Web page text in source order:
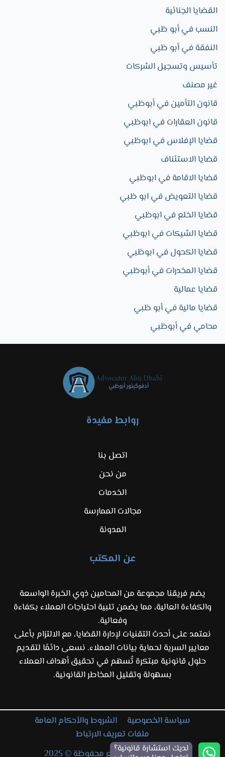
القضايا الجنائية
النسب في أبو ظبي
النفقة في أبو ظبي
تأسيس وتسجيل الشركات
غير مصنف
قانون التأمين في أبوظبي
قانون العقارات في ابوظبي
قضايا الإفلاس في ابوظبي
قضايا الاستئناف
قضايا الاقامة في ابوظبي
قضايا التعويض في ابو ظبي
قضايا الخلع في ابوظبي
قضايا الشيكات في ابوظبي
قضايا الكحول في ابوظبي
قضايا المخدرات في أبوظبي
قضايا عمالية
قضايا مالية في أبو ظبي
محامي في أبوظبي
روابط مفيدة
اتصل بنا
من نحن
الخدمات
مجالات الممارسة
المدونة
عن المكتب
يضم فريقنا مجموعة من المحامين ذوي الخبرة الواسعة
والكفاءة العالية، مما يضمن تلبية احتياجات العملاء بكفاءة
وفعالية.
نعتمد على أحدث التقنيات لإدارة القضايا، مع الالتزام بأعلى
معايير السرية لحماية بيانات العملاء. نسعى دائمًا لتقديم
حلول قانونية مبتكرة تُسهم في تحقيق أهداف العملاء
بسهولة وتقليل المخاطر القانونية.
سياسة الخصوصية
الشروط والأحكام العامة
ملفات تعريف الارتباط
جميع الحقوق والتوزيع محفوظة © 2025
لديك استشارة قانونية؟